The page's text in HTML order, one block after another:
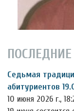
Седьмая
абитуриентов
10 июня 2026 г.,